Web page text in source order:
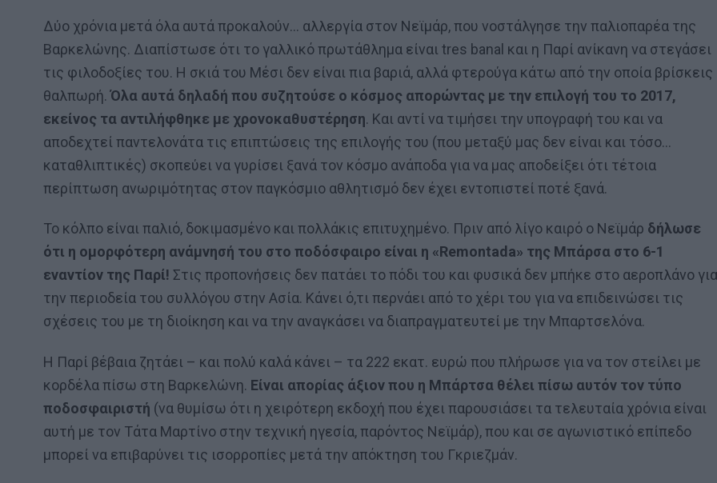
Δύο χρόνια μετά όλα αυτά προκαλούν… αλλεργία στον Νεϊμάρ, που νοστάλγησε την παλιοπαρέα της
Βαρκελώνης. Διαπίστωσε ότι το γαλλικό πρωτάθλημα είναι tres banal και η Παρί ανίκανη να στεγάσει
τις φιλοδοξίες του. Η σκιά του Μέσι δεν είναι πια βαριά, αλλά φτερούγα κάτω από την οποία βρίσκεις
θαλπωρή.Όλα αυτά δηλαδή που συζητούσε ο κόσμος απορώντας με την επιλογή του το 2017,
εκείνος τα αντιλήφθηκε με χρονοκαθυστέρηση. Και αντί να τιμήσει την υπογραφή του και να
αποδεχτεί παντελονάτα τις επιπτώσεις της επιλογής του (που μεταξύ μας δεν είναι και τόσο…
καταθλιπτικές) σκοπεύει να γυρίσει ξανά τον κόσμο ανάποδα για να μας αποδείξει ότι τέτοια
περίπτωση ανωριμότητας στον παγκόσμιο αθλητισμό δεν έχει εντοπιστεί ποτέ ξανά.
Το κόλπο είναι παλιό, δοκιμασμένο και πολλάκις επιτυχημένο. Πριν από λίγο καιρό ο Νεϊμάρ δήλωσε
ότι η ομορφότερη ανάμνησή του στο ποδόσφαιρο είναι η «Remontada» της Μπάρσα στο 6-1
εναντίον της Παρί! Στις προπονήσεις δεν πατάει το πόδι του και φυσικά δεν μπήκε στο αεροπλάνο για
την περιοδεία του συλλόγου στην Ασία. Κάνει ό,τι περνάει από το χέρι του για να επιδεινώσει τις
σχέσεις του με τη διοίκηση και να την αναγκάσει να διαπραγματευτεί με την Μπαρτσελόνα.
Η Παρί βέβαια ζητάει – και πολύ καλά κάνει – τα 222 εκατ. ευρώ που πλήρωσε για να τον στείλει με
κορδέλα πίσω στη Βαρκελώνη. Είναι απορίας άξιον που η Μπάρτσα θέλει πίσω αυτόν τον τύπο
ποδοσφαιριστή (να θυμίσω ότι η χειρότερη εκδοχή που έχει παρουσιάσει τα τελευταία χρόνια είναι
αυτή με τον Τάτα Μαρτίνο στην τεχνική ηγεσία, παρόντος Νεϊμάρ), που και σε αγωνιστικό επίπεδο
μπορεί να επιβαρύνει τις ισορροπίες μετά την απόκτηση του Γκριεζμάν.